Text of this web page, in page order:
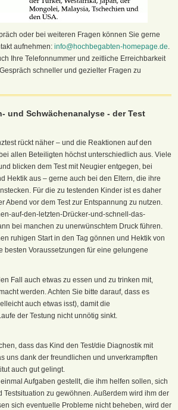
oder bei weiteren Fragen können Sie gerne
aufnehmen: info@hochbegabten-homepage.de.
Ihre Telefonnummer und zeitliche Erreichbarkeit
schneller und gezielter Fragen zu
und Schwächenanalyse - der Test
rückt näher – und die Reaktionen auf den
allen Beteiligten höchst unterschiedlich aus. Viele
blicken dem Test mit Neugier entgegen, bei
Hektik aus – gerne auch bei den Eltern, die ihre
Für die zu testenden Kinder ist es daher
Abend vor dem Test zur Entspannung zu nutzen.
auf-den-letzten-Drücker-und-schnell-das-
bei manchen zu unerwünschtem Druck führen.
ruhigen Start in den Tag gönnen und Hektik von
besten Voraussetzungen für eine gelungene
Fall auch etwas zu essen und zu trinken mit,
werden. Achten Sie bitte darauf, dass es
auch etwas isst), damit die
der Testung nicht unnötig sinkt.
dass das Kind den Test/die Diagnostik mit
uns dank der freundlichen und unverkrampften
auch gut gelingt.
Aufgaben gestellt, die ihm helfen sollen, sich
Testsituation zu gewöhnen. Außerdem wird ihm der
sich eventuelle Probleme nicht beheben, wird der